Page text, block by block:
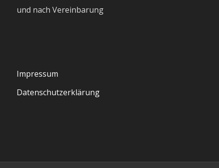
und nach Vereinbarung
Impressum
Datenschutzerklärung